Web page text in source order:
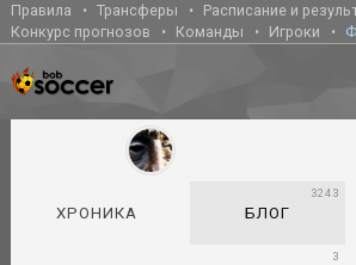
Правила Трансферы
Расписание и
Конкурс прогнозов
Команды Игроки
ХРОНИКА БЛОГ
3243
3